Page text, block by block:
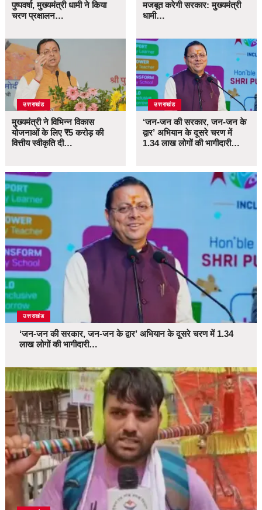
पुष्पवर्षा, मुख्यमंत्री धामी ने किया
चरण प्रक्षालन…
उत्तराखंड
मुख्यमंत्री ने विभिन्न विकास
योजनाओं के लिए ₹5 करोड़ की
वित्तीय स्वीकृति दी…
मजबूत करेगी सरकार: मुख्यमंत्री
धामी…
उत्तराखंड
‘जन-जन की सरकार, जन-जन के
द्वार’ अभियान के दूसरे चरण में
1.34 लाख लोगों की भागीदारी…
उत्तराखंड
‘जन-जन की सरकार, जन-जन के द्वार’ अभियान के दूसरे चरण में 1.34
लाख लोगों की भागीदारी…